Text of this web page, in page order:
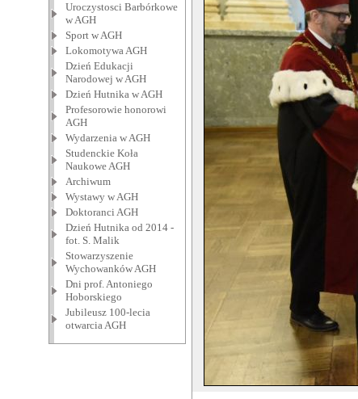
Uroczystosci Barbórkowe
w AGH
Sport w AGH
Lokomotywa AGH
Dzień Edukacji
Narodowej w AGH
Dzień Hutnika w AGH
Profesorowie honorowi
AGH
Wydarzenia w AGH
Studenckie Koła
Naukowe AGH
Archiwum
Wystawy w AGH
Doktoranci AGH
Dzień Hutnika od 2014 -
fot. S. Malik
Stowarzyszenie
Wychowanków AGH
Dni prof. Antoniego
Hoborskiego
Jubileusz 100-lecia
otwarcia AGH